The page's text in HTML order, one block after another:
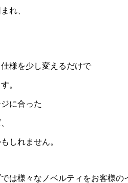
れ、
様を少し変えるだけで
。
に合った
しれません。
は様々なノベルティをお客様の